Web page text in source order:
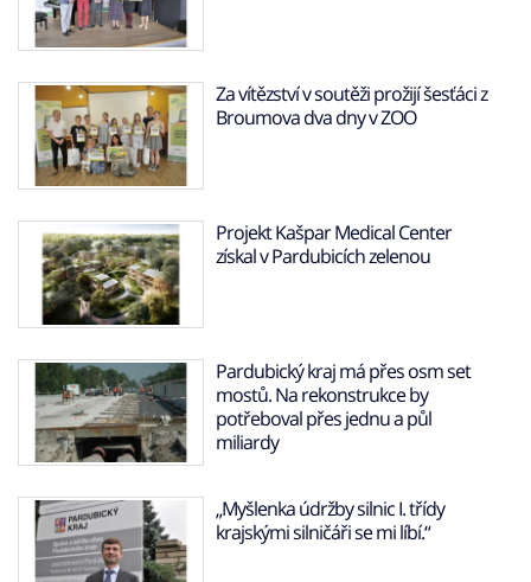
Za vítězství v soutěži prožijí šesťáci z
Broumova dva dny v ZOO
Projekt Kašpar Medical Center
získal v Pardubicích zelenou
Pardubický kraj má přes osm set
mostů. Na rekonstrukce by
potřeboval přes jednu a půl
miliardy
„Myšlenka údržby silnic I. třídy
krajskými silničáři se mi líbí.“